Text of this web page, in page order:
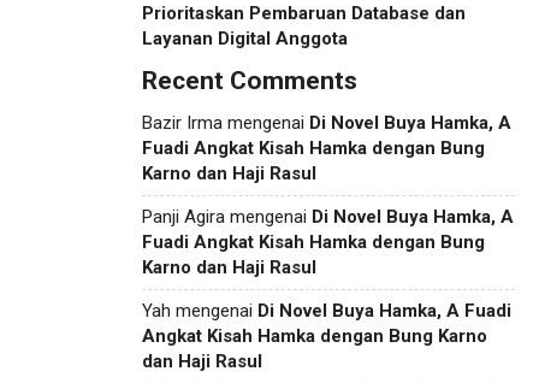
Prioritaskan Pembaruan Database dan
Layanan Digital Anggota
Recent Comments
Bazir Irma mengenai Di Novel Buya Hamka, A
Fuadi Angkat Kisah Hamka dengan Bung
Karno dan Haji Rasul
Panji Agira mengenai Di Novel Buya Hamka, A
Fuadi Angkat Kisah Hamka dengan Bung
Karno dan Haji Rasul
Yah mengenai Di Novel Buya Hamka, A Fuadi
Angkat Kisah Hamka dengan Bung Karno
dan Haji Rasul